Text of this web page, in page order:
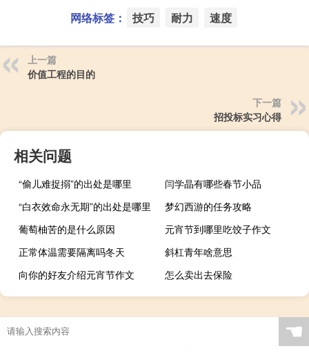
网络标签： 技巧 耐力 速度
上一篇
价值工程的目的
下一篇
招投标实习心得
相关问题
“偷儿难捉搦”的出处是哪里
闫学晶有哪些春节小品
“白衣效命永无期”的出处是哪里
梦幻西游的任务攻略
葡萄柚苦的是什么原因
元宵节到哪里吃饺子作文
正常体温需要隔离吗冬天
斜杠青年啥意思
向你的好友介绍元宵节作文
怎么卖出去保险
☚